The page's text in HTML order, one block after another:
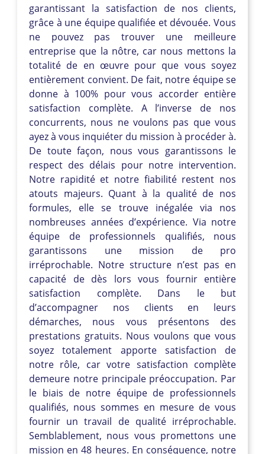
garantissant la satisfaction de nos clients,
grâce à une équipe qualifiée et dévouée. Vous
ne pouvez pas trouver une meilleure
entreprise que la nôtre, car nous mettons la
totalité de en œuvre pour que vous soyez
entièrement convient. De fait, notre équipe se
donne à 100% pour vous accorder entière
satisfaction complète. A l’inverse de nos
concurrents, nous ne voulons pas que vous
ayez à vous inquiéter du mission à procéder à.
De toute façon, nous vous garantissons le
respect des délais pour notre intervention.
Notre rapidité et notre fiabilité restent nos
atouts majeurs. Quant à la qualité de nos
formules, elle se trouve inégalée via nos
nombreuses années d’expérience. Via notre
équipe de professionnels qualifiés, nous
garantissons une mission de pro
irréprochable. Notre structure n’est pas en
capacité de dès lors vous fournir entière
satisfaction complète. Dans le but
d’accompagner nos clients en leurs
démarches, nous vous présentons des
prestations gratuits. Nous voulons que vous
soyez totalement apporte satisfaction de
notre rôle, car votre satisfaction complète
demeure notre principale préoccupation. Par
le biais de notre équipe de professionnels
qualifiés, nous sommes en mesure de vous
fournir un travail de qualité irréprochable.
Semblablement, nous vous promettons une
mission en 48 heures. En conséquence, notre